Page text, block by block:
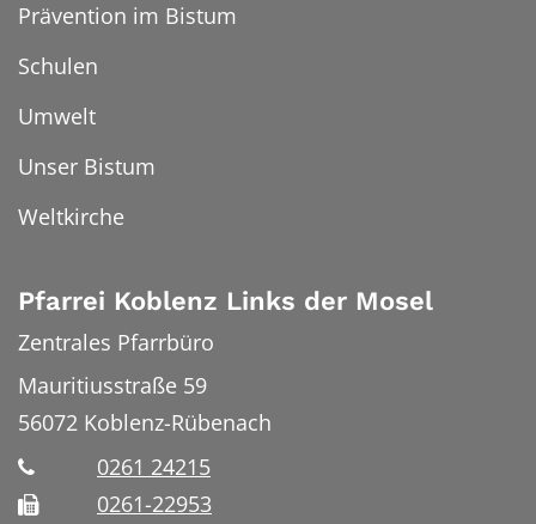
Prävention im Bistum
Schulen
Umwelt
Unser Bistum
Weltkirche
Pfarrei Koblenz Links der Mosel
Zentrales Pfarrbüro
Mauritiusstraße 59
56072 Koblenz-Rübenach
0261 24215
0261-22953